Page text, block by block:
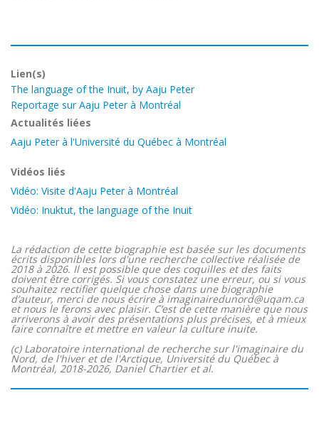
Lien(s)
The language of the Inuit, by Aaju Peter
Reportage sur Aaju Peter à Montréal
Actualités liées
Aaju Peter à l'Université du Québec à Montréal
Vidéos liés
Vidéo: Visite d'Aaju Peter à Montréal
Vidéo: Inuktut, the language of the Inuit
La rédaction de cette biographie est basée sur les documents
écrits disponibles lors d'une recherche collective réalisée de
2018 à 2026. Il est possible que des coquilles et des faits
doivent être corrigés. Si vous constatez une erreur, ou si vous
souhaitez rectifier quelque chose dans une biographie
d’auteur, merci de nous écrire à imaginairedunord@uqam.ca
et nous le ferons avec plaisir. C’est de cette manière que nous
arriverons à avoir des présentations plus précises, et à mieux
faire connaître et mettre en valeur la culture inuite.
(c) Laboratoire international de recherche sur l'imaginaire du
Nord, de l'hiver et de l'Arctique, Université du Québec à
Montréal, 2018-2026, Daniel Chartier et al.